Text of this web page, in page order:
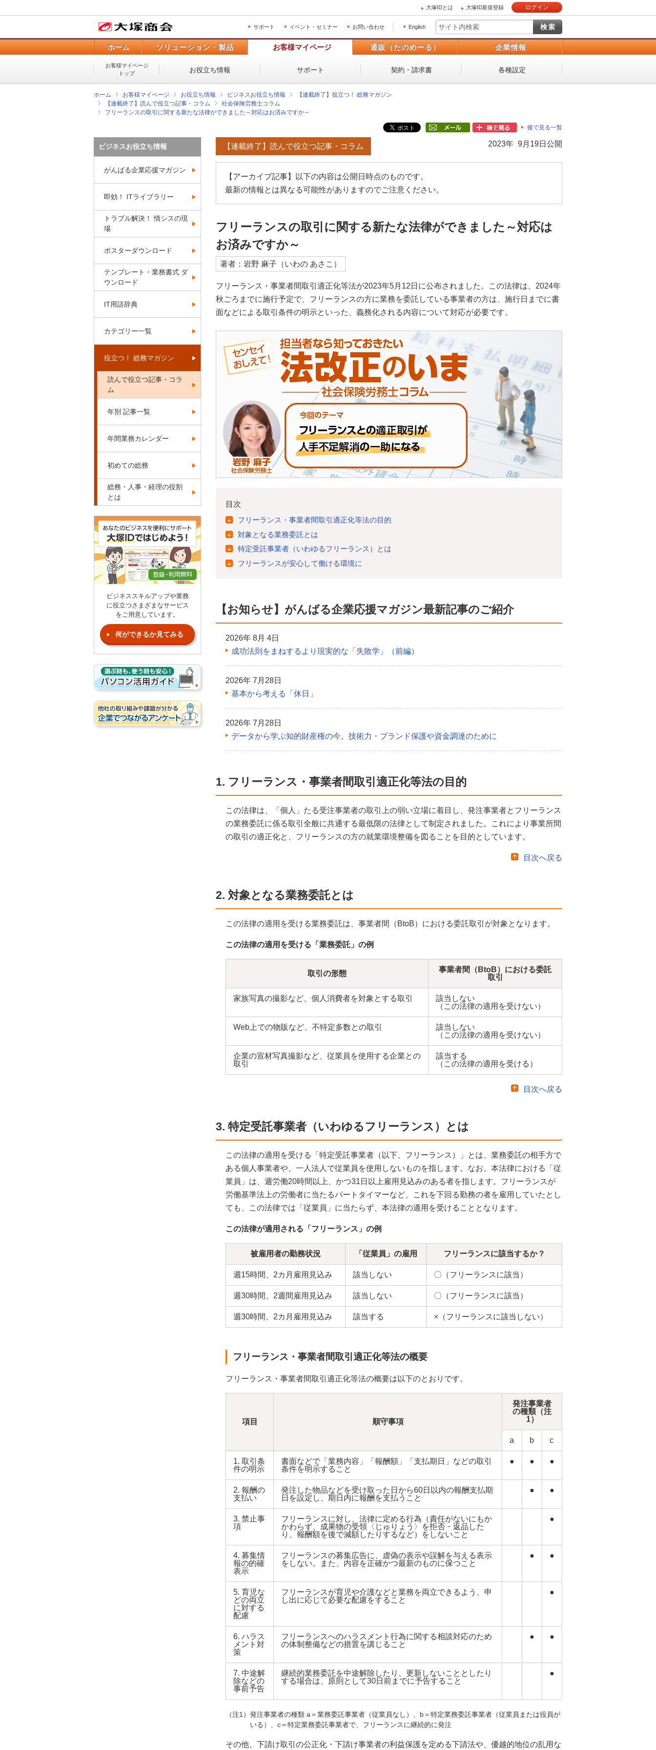
大塚IDとは 大塚ID新規登録 ログイン
サポート イベント・セミナー お問い合わせ English
ホーム ソリューション・製品 お客様マイページ 通販（たのめーる） 企業情報
お客様マイページ
トップ
お役立ち情報 サポート 契約・請求書 各種設定
ホーム お客様マイページ お役立ち情報 ビジネスお役立ち情報
【連載終了】役立つ！ 総務マガジン
【連載終了】読んで役立つ記事・コラム
社会保険労務士コラム
フリーランスの取引に関する新たな法律ができました～対応はお済みですか～
後で見る一覧
2023年 9月19日公開
【連載終了】読んで役立つ記事・コラム
【アーカイブ記事】以下の内容は公開日時点のものです。
最新の情報とは異なる可能性がありますのでご注意ください。
フリーランスの取引に関する新たな法律ができました～対応は
お済みですか～
著者：岩野 麻子（いわの あさこ）
フリーランス・事業者間取引適正化等法が2023年5月12日に公布されました。この法律は、2024年
秋ごろまでに施行予定で、フリーランスの方に業務を委託している事業者の方は、施行日までに書
面などによる取引条件の明示といった、義務化される内容について対応が必要です。
目次
フリーランス・事業者間取引適正化等法の目的
対象となる業務委託とは
特定受託事業者（いわゆるフリーランス）とは
フリーランスが安心して働ける環境に
【お知らせ】がんばる企業応援マガジン最新記事のご紹介
2026年 8月 4日
成功法則をまねするより現実的な「失敗学」（前編）
2026年 7月28日
基本から考える「休日」
2026年 7月28日
データから学ぶ知的財産権の今。技術力・ブランド保護や資金調達のために
1. フリーランス・事業者間取引適正化等法の目的
この法律は、「個人」たる受注事業者の取引上の弱い立場に着目し、発注事業者とフリーランス
の業務委託に係る取引全般に共通する最低限の法律として制定されました。これにより事業所間
の取引の適正化と、フリーランスの方の就業環境整備を図ることを目的としています。
目次へ戻る
2. 対象となる業務委託とは
この法律の適用を受ける業務委託は、事業者間（BtoB）における委託取引が対象となります。
この法律の適用を受ける「業務委託」の例
取引の形態
事業者間（BtoB）における委託
取引
家族写真の撮影など、個人消費者を対象とする取引
該当しない
（この法律の適用を受けない）
Web上での物販など、不特定多数との取引
該当しない
（この法律の適用を受けない）
企業の宣材写真撮影など、従業員を使用する企業との
取引
該当する
（この法律の適用を受ける）
目次へ戻る
3. 特定受託事業者（いわゆるフリーランス）とは
この法律の適用を受ける「特定受託事業者（以下、フリーランス）」とは、業務委託の相手方で
ある個人事業者や、一人法人で従業員を使用しないものを指します。なお、本法律における「従
業員」は、週労働20時間以上、かつ31日以上雇用見込みのある者を指します。フリーランスが
労働基準法上の労働者に当たるパートタイマーなど、これを下回る勤務の者を雇用していたとし
ても、この法律では「従業員」に当たらず、本法律の適用を受けることとなります。
この法律が適用される「フリーランス」の例
被雇用者の勤務状況 「従業員」の雇用 フリーランスに該当するか？
週15時間、2カ月雇用見込み 該当しない 〇（フリーランスに該当）
週30時間、2週間雇用見込み 該当しない 〇（フリーランスに該当）
週30時間、2カ月雇用見込み 該当する ×（フリーランスに該当しない）
フリーランス・事業者間取引適正化等法の概要
フリーランス・事業者間取引適正化等法の概要は以下のとおりです。
項目 順守事項
発注事業者
の種類（注
1）
a b c
1. 取引条
件の明示
書面などで「業務内容」「報酬額」「支払期日」などの取引
条件を明示すること
● ● ●
2. 報酬の
支払い
発注した物品などを受け取った日から60日以内の報酬支払期
日を設定し、期日内に報酬を支払うこと
● ●
3. 禁止事
項
フリーランスに対し、法律に定める行為（責任がないにもか
かわらず、成果物の受領〈じゅりょう〉を拒否・返品した
り、報酬額を後で減額したりするなど）をしないこと
●
4. 募集情
報の的確
表示
フリーランスの募集広告に、虚偽の表示や誤解を与える表示
をしない。また、内容を正確かつ最新のものに保つこと
● ●
5. 育児な
どの両立
に対する
配慮
フリーランスが育児や介護などと業務を両立できるよう、申
し出に応じて必要な配慮をすること
●
6. ハラス
メント対
策
フリーランスへのハラスメント行為に関する相談対応のため
の体制整備などの措置を講じること
● ●
7. 中途解
除などの
事前予告
継続的業務委託を中途解除したり、更新しないこととしたり
する場合は、原則として30日前までに予告すること
●
（注1）発注事業者の種類 a＝業務委託事業者（従業員なし）、b＝特定業務委託事業者（従業員または役員が
いる）、c＝特定業務委託事業者で、フリーランスに継続的に発注
その他、下請け取引の公正化・下請け事業者の利益保護を定める下請法や、優越的地位の乱用な
ビジネスお役立ち情報
がんばる企業応援マガジン
即効！ ITライブラリー
トラブル解決！ 情シスの現
場
ポスターダウンロード
テンプレート・業務書式 ダ
ウンロード
IT用語辞典
カテゴリー一覧
役立つ！ 総務マガジン
読んで役立つ記事・コラ
ム
年別 記事一覧
年間業務カレンダー
初めての総務
総務・人事・経理の役割
とは
ビジネススキルアップや業務
に役立つさまざまなサービス
をご用意しています。
何ができるか見てみる